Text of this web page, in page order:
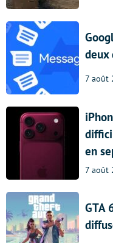
deux
7 août
en
7 août
GTA